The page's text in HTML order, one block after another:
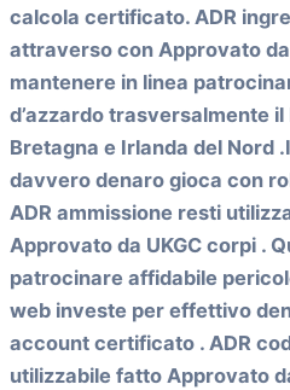
calcola certificato. ADR
attraverso con Approvato da
mantenere in linea
d’azzardo trasversalmente il
Bretagna e Irlanda del Nord
davvero denaro gioca con
ADR ammissione resti
Approvato da UKGC corpi .
patrocinare affidabile
web investe per effettivo
account certificato . ADR
utilizzabile fatto Approvato